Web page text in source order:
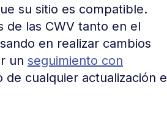
su sitio es compatible.
de las CWV tanto en el
en realizar cambios
un seguimiento con
cualquier actualización e